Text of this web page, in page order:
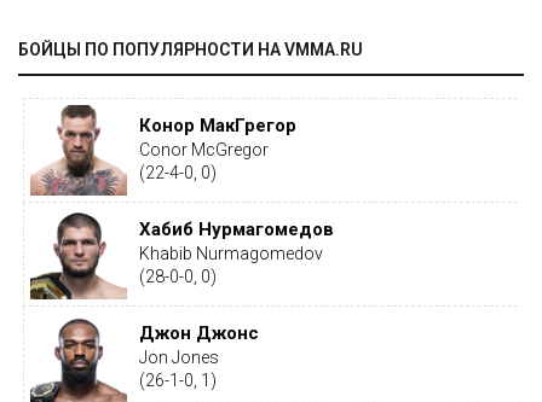
БОЙЦЫ ПО ПОПУЛЯРНОСТИ НА VMMA.RU
Конор МакГрегор
Conor McGregor
(22-4-0, 0)
Хабиб Нурмагомедов
Khabib Nurmagomedov
(28-0-0, 0)
Джон Джонс
Jon Jones
(26-1-0, 1)